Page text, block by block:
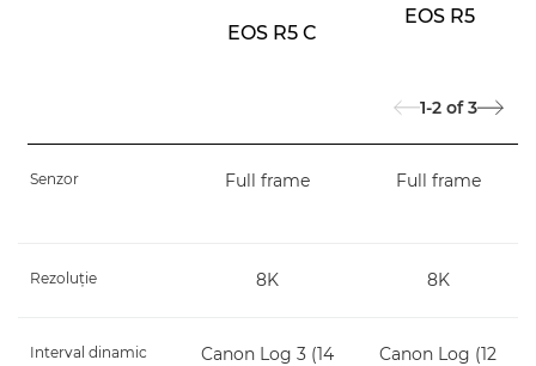
EOS R5 C
EOS R5
1-2 of 3
Senzor Full frame Full frame
Rezoluţie 8K 8K
Interval dinamic
Canon Log 3 (14
Canon Log (12